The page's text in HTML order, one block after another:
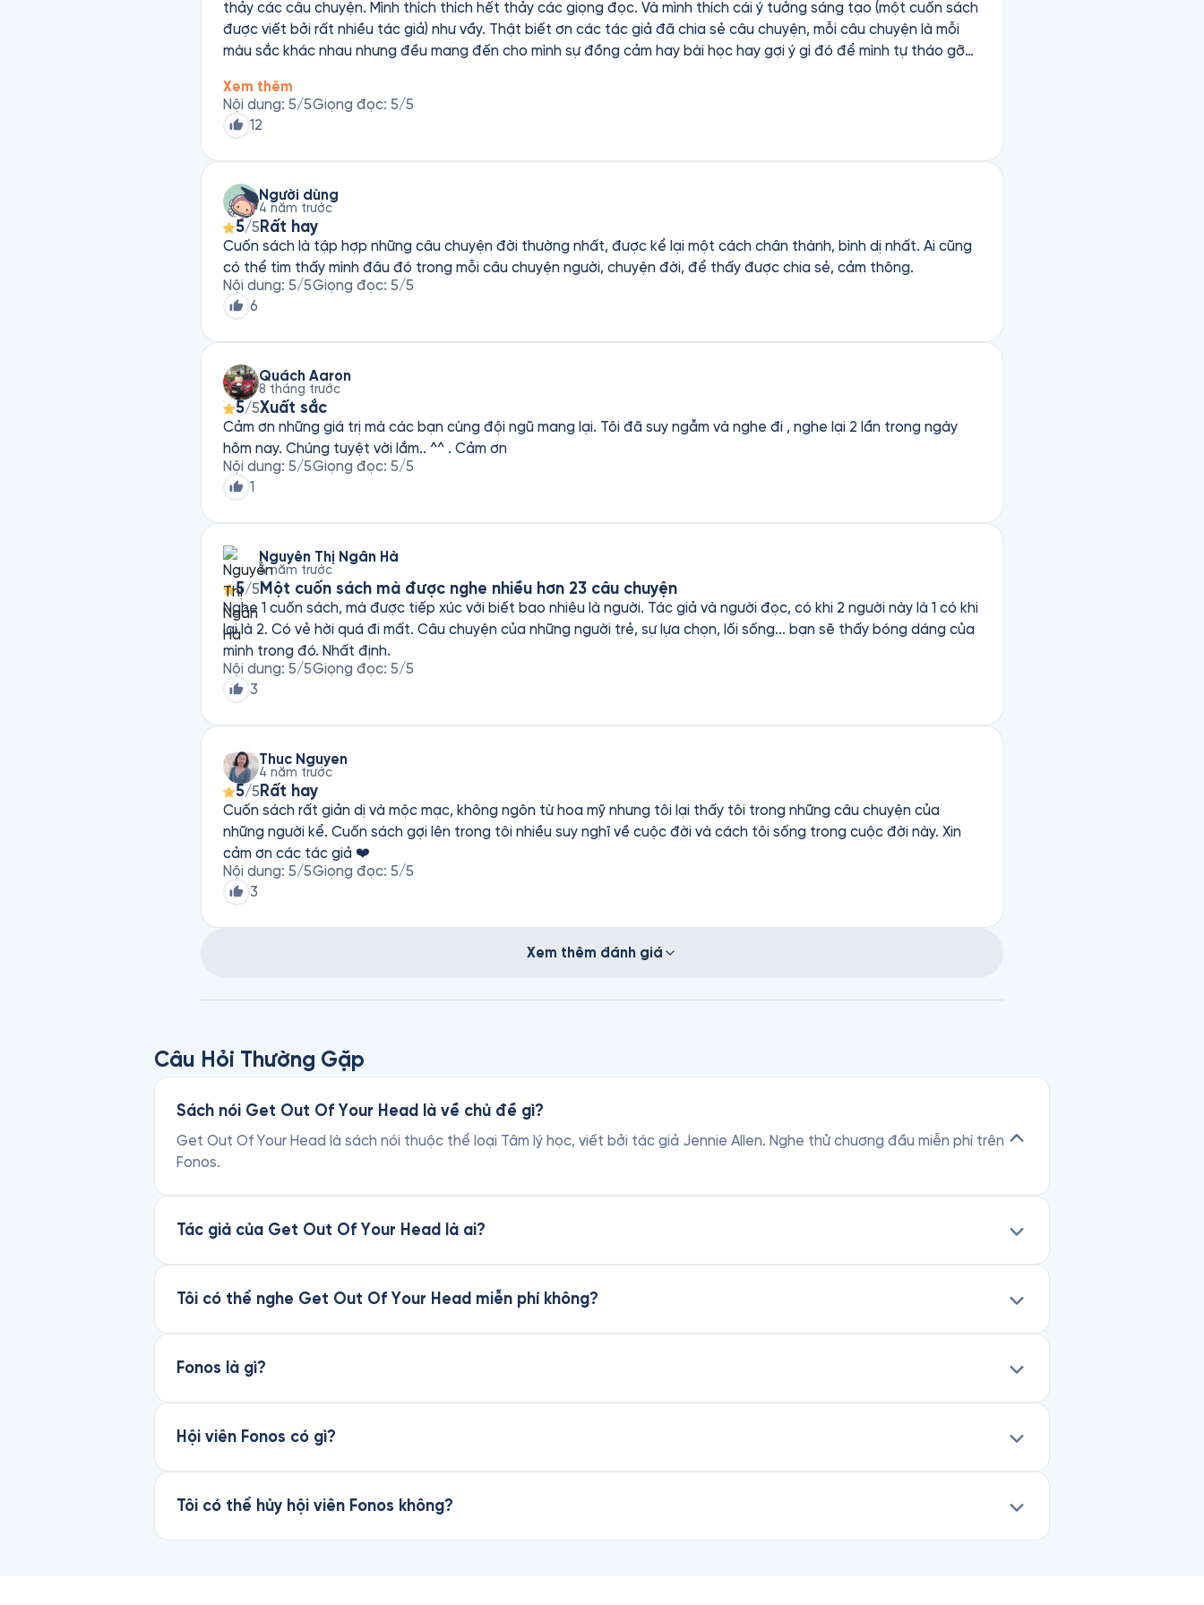
thảy các câu chuyện. Mình thích thích hết thảy các giọng đọc. Và mình thích cái ý tưởng sáng tạo (một cuốn sách
được viết bởi rất nhiều tác giả) như vầy. Thật biết ơn các tác giả đã chia sẻ câu chuyện, mỗi câu chuyện là mỗi
màu sắc khác nhau nhưng đều mang đến cho mình sự đồng cảm hay bài học hay gợi ý gì đó để mình tự tháo gỡ
sản phẩm tuyệt vời như vầy hen.
Xem thêm
Nội dung: 5/5Giọng đọc: 5/5
12
Người dùng
4 năm trước
5/5 Rất hay
Cuốn sách là tập hợp những câu chuyện đời thường nhất, được kể lại một cách chân thành, bình dị nhất. Ai cũng
có thể tìm thấy mình đâu đó trong mỗi câu chuyện người, chuyện đời, để thấy được chia sẻ, cảm thông.
Nội dung: 5/5Giọng đọc: 5/5
6
Quách Aaron
8 tháng trước
5/5Xuất sắc
Cảm ơn những giá trị mà các bạn cùng đội ngũ mang lại. Tôi đã suy ngẫm và nghe đi , nghe lại 2 lần trong ngày
hôm nay. Chúng tuyệt vời lắm.. ^^ . Cảm ơn
Nội dung: 5/5Giọng đọc: 5/5
1
Nguyễn Thị Ngân Hà
4 năm trước
5/5 Một cuốn sách mà được nghe nhiều hơn 23 câu chuyện
Nghe 1 cuốn sách, mà được tiếp xúc với biết bao nhiêu là người. Tác giả và người đọc, có khi 2 người này là 1 có khi
lại là 2. Có vẻ hời quá đi mất. Câu chuyện của những người trẻ, sự lựa chọn, lối sống... bạn sẽ thấy bóng dáng của
mình trong đó. Nhất định.
Nội dung: 5/5Giọng đọc: 5/5
3
Thuc Nguyen
4 năm trước
5/5 Rất hay
Cuốn sách rất giản dị và mộc mạc, không ngôn từ hoa mỹ nhưng tôi lại thấy tôi trong những câu chuyện của
những người kể. Cuốn sách gợi lên trong tôi nhiều suy nghĩ về cuộc đời và cách tôi sống trong cuộc đời này. Xin
cảm ơn các tác giả ❤️
Nội dung: 5/5Giọng đọc: 5/5
3
Xem thêm đánh giá
Câu Hỏi Thường Gặp
Sách nói Get Out Of Your Head là về chủ đề gì?
Get Out Of Your Head là sách nói thuộc thể loại Tâm lý học, viết bởi tác giả Jennie Allen. Nghe thử chương đầu miễn phí trên
Fonos.
Tác giả của Get Out Of Your Head là ai?
Tôi có thể nghe Get Out Of Your Head miễn phí không?
Fonos là gì?
Hội viên Fonos có gì?
Tôi có thể hủy hội viên Fonos không?